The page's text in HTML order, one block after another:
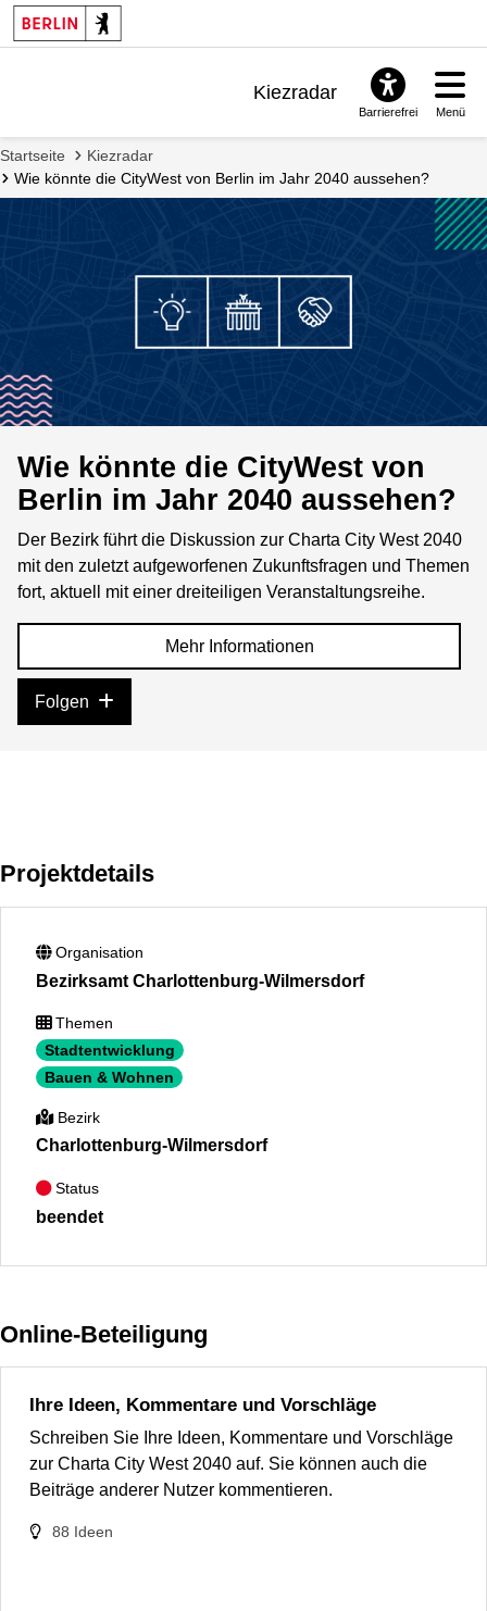
Kiezradar
Barrierefrei Menü
Startseite
Kiezradar
Wie könnte die CityWest von Berlin im Jahr 2040 aussehen?
Wie könnte die CityWest von
Berlin im Jahr 2040 aussehen?
Der Bezirk führt die Diskussion zur Charta City West 2040
mit den zuletzt aufgeworfenen Zukunftsfragen und Themen
fort, aktuell mit einer dreiteiligen Veranstaltungsreihe.
Mehr Informationen
Folgen
Projektdetails
Organisation
Bezirksamt Charlottenburg-Wilmersdorf
Themen
Stadtentwicklung
Bauen & Wohnen
Bezirk
Charlottenburg-Wilmersdorf
Status
beendet
Online-Beteiligung
Ihre Ideen, Kommentare und Vorschläge
Schreiben Sie Ihre Ideen, Kommentare und Vorschläge
zur Charta City West 2040 auf. Sie können auch die
Beiträge anderer Nutzer kommentieren.
88 Ideen